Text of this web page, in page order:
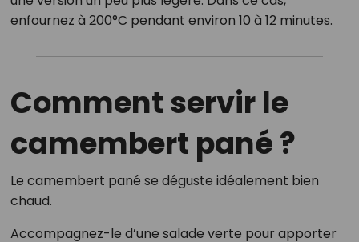
enfournez à 200°C pendant environ 10 à 12 minutes.
Comment servir le
camembert pané ?
Le camembert pané se déguste idéalement bien
chaud.
Accompagnez-le d’une salade verte pour apporter